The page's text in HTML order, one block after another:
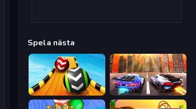
Spela nästa
Sky Balls 3D Night City Racing